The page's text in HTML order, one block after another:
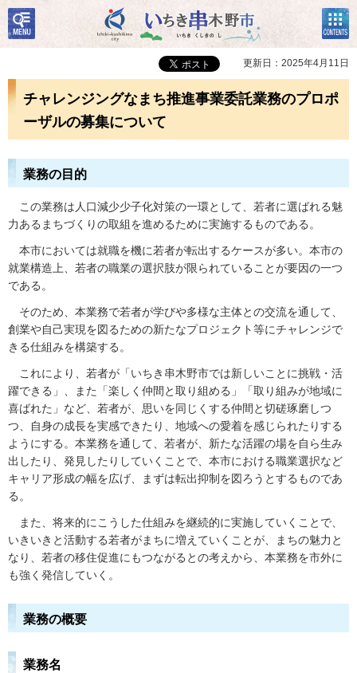
いちき串木野市
検
索・
共通
コン
テン
ツメ
ニュ
更新日：2025年4月11日
チャレンジングなまち推進事業委託業務のプロポ
ーザルの募集について
業務の目的
この業務は人口減少少子化対策の一環として、若者に選ばれる魅
力あるまちづくりの取組を進めるために実施するものである。
本市においては就職を機に若者が転出するケースが多い。本市の
就業構造上、若者の職業の選択肢が限られていることが要因の一つ
である。
そのため、本業務で若者が学びや多様な主体との交流を通して、
創業や自己実現を図るための新たなプロジェクト等にチャレンジで
きる仕組みを構築する。
これにより、若者が「いちき串木野市では新しいことに挑戦・活
躍できる」、また「楽しく仲間と取り組める」「取り組みが地域に
喜ばれた」など、若者が、思いを同じくする仲間と切磋琢磨しつ
つ、自身の成長を実感できたり、地域への愛着を感じられたりする
ようにする。本業務を通して、若者が、新たな活躍の場を自ら生み
出したり、発見したりしていくことで、本市における職業選択など
キャリア形成の幅を広げ、まずは転出抑制を図ろうとするものであ
る。
また、将来的にこうした仕組みを継続的に実施していくことで、
いきいきと活動する若者がまちに増えていくことが、まちの魅力と
なり、若者の移住促進にもつながるとの考えから、本業務を市外に
も強く発信していく。
業務の概要
業務名